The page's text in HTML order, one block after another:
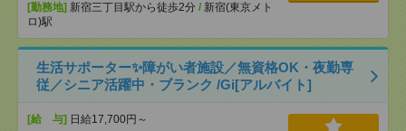
[勤務地] 新宿三丁目駅から徒歩2分 / 新宿(東京メト
ロ)駅
生活サポーター✨障がい者施設／無資格OK・夜勤専
従／シニア活躍中・ブランク /Gi[アルバイト]
[給 与] 日給17,700円～